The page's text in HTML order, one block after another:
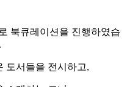
북큐레이션을 진행하였습
도서들을 전시하고,